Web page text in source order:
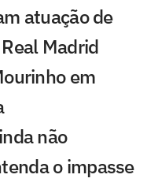
atuação de
Madrid
em
não
o impasse